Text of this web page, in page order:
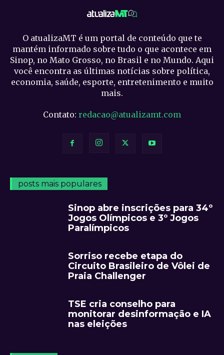
O atualizaMT é um portal de conteúdo que te
mantém informado sobre tudo o que acontece em
Sinop, no Mato Grosso, no Brasil e no Mundo. Aqui
você encontra as últimas notícias sobre política,
economia, saúde, esporte, entretenimento e muito
mais.
Contato: redacao@atualizamt.com
posts mais populares
Sinop abre inscrições para 34º
Jogos Olímpicos e 3º Jogos
Paralímpicos
Sorriso recebe etapa do
Circuito Brasileiro de Vôlei de
Praia Challenger
TSE cria conselho para
monitorar desinformação e IA
nas eleições